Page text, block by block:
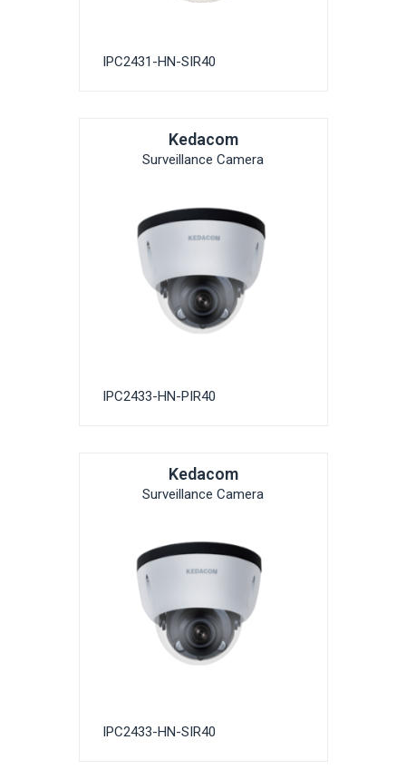
IPC2431-HN-SIR40
Kedacom
Surveillance Camera
IPC2433-HN-PIR40
Kedacom
Surveillance Camera
IPC2433-HN-SIR40